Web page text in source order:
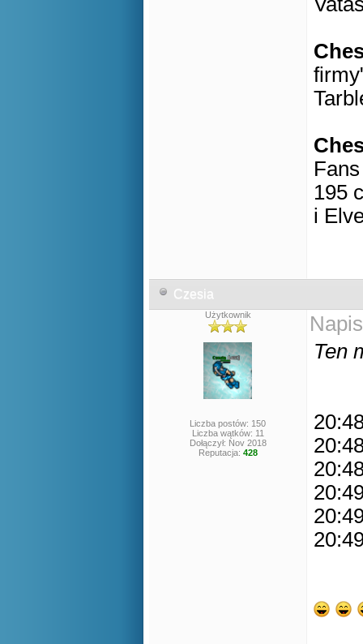
195
i
Czesia
Użytkownik
Liczba postów: 150
Liczba wątków: 11
Dołączył: Nov 2018
Reputacja: 428
Ten